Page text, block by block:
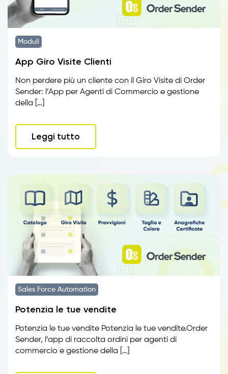
Moduli
App Giro Visite Clienti
Non perdere più un cliente con il Giro Visite di Order
Sender: l’App per Agenti di Commercio e gestione
della […]
Leggi tutto
Sales Force Automation
Potenzia le tue vendite
Potenzia le tue vendite Potenzia le tue vendite.Order
Sender, l’app di raccolta ordini per agenti di
commercio e gestione della […]